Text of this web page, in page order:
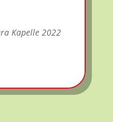
Kapelle 2022